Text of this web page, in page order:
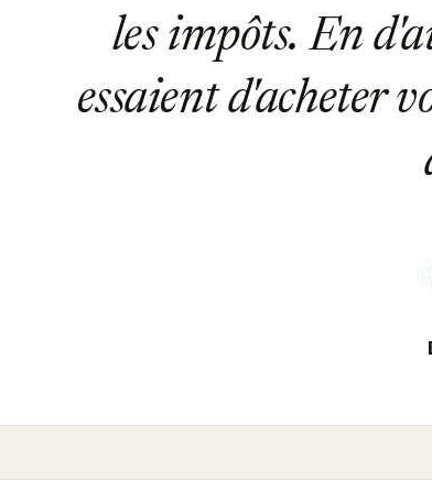
les impôts. En
essaient d'acheter